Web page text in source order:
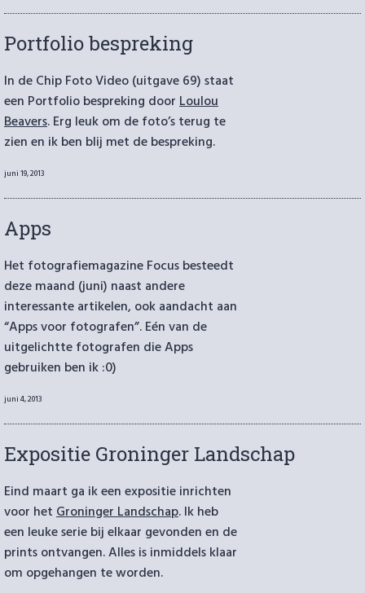
Portfolio bespreking
In de Chip Foto Video (uitgave 69) staat
een Portfolio bespreking doorLoulou
Beavers. Erg leuk om de foto’s terug te
zien en ik ben blij met de bespreking.
Geplaatst
juni 19, 2013
Apps
Het fotografiemagazine Focus besteedt
deze maand (juni) naast andere
interessante artikelen, ook aandacht aan
“Apps voor fotografen”. Eén van de
uitgelichtte fotografen die Apps
gebruiken ben ik :0)
Geplaatst
juni 4, 2013
Expositie Groninger Landschap
Eind maart ga ik een expositie inrichten
voor hetGroninger Landschap. Ik heb
een leuke serie bij elkaar gevonden en de
prints ontvangen. Alles is inmiddels klaar
om opgehangen te worden.